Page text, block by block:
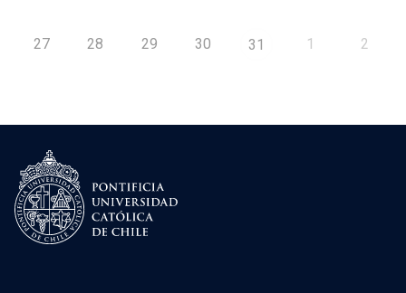
27 28 29 30 31 1 2